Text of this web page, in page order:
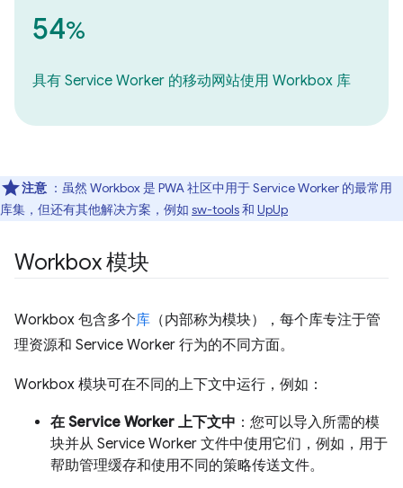
54%
具有 Service Worker 的移动网站使用 Workbox 库
注意 ：虽然 Workbox 是 PWA 社区中用于 Service Worker 的最常用
库集，但还有其他解决方案，例如 sw-tools和 UpUp
Workbox 模块
Workbox 包含多个库 （内部称为模块），每个库专注于管
理资源和 Service Worker 行为的不同方面。
Workbox 模块可在不同的上下文中运行，例如：
在 Service Worker 上下文中 ：您可以导入所需的模
块并从 Service Worker 文件中使用它们，例如，用于
帮助管理缓存和使用不同的策略传送文件。